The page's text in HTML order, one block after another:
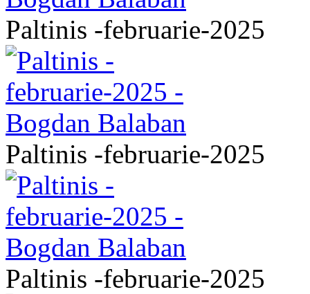
Paltinis -februarie-2025
Paltinis -februarie-2025
Paltinis -februarie-2025